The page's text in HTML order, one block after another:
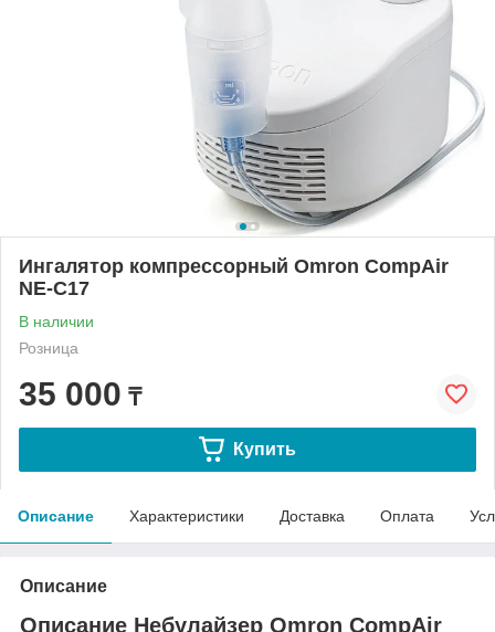
Ингалятор компрессорный Omron CompAir
NE-C17
В наличии
Розница
35 000 ₸
Купить
Описание Характеристики Доставка Оплата
Описание
Описание Небулайзер Omron CompAir